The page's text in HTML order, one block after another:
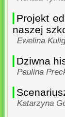
Projekt
naszej
Ewelina
Dziwna
Paulina
Katarzyna